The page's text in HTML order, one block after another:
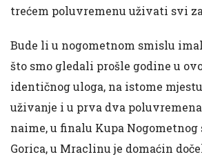
trećem poluvremenu uživati svi
Bude li u nogometnom smislu
što smo gledali prošle godine u
identičnog uloga, na istome
uživanje i u prva dva
naime, u finalu Kupa
Gorica, u Mraclinu je domaćin